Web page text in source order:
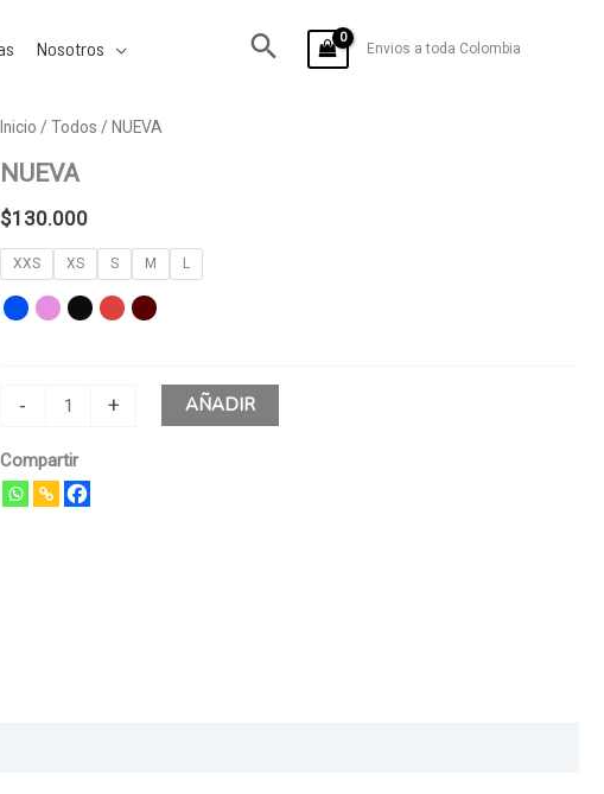
Nosotros Envios a toda Colombia
Inicio / Todos / NUEVA
NUEVA
$130.000
XXS XS S M L
-
NUEVA
cantidad
+ AÑADIR
Compartir